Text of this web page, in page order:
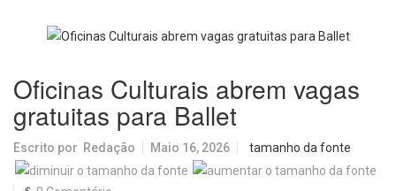
Oficinas Culturais abrem vagas
gratuitas para Ballet
Escrito por Redação Maio 16, 2026 tamanho da fonte